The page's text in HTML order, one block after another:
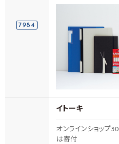
7984
イトーキ
オンラインショップ
は寄付